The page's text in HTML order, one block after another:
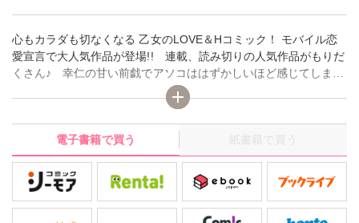
心もカラダも切なくなる 乙女のLOVE＆Hコミック！ モバイル恋
愛宣言で大人気作品が登場!! 連載、読み切りの人気作品がもりだ
くさん♪ 幸仁の甘い前戯でアソコははずかしいほど感じてしま
い…！？ 真田ハイジ「僕のセフレにしてあげる～絶倫ナルシス
トの甘々エッチ～」 新連載!!大学時代の淡い初恋相手・中野先輩
が私の上司に！？ 長谷河樹衣「奥まで来てる 先輩上司の海外
仕込みな溺愛」 元上司・サラと五代をみるたび、胸がざわつい
て…。 神崎柚「素直になれよ、喰ってやる ～エリート紳士の
下克上～」 …他（C）／相田早智子／真田ハイジ／神崎柚／天瀬
ひめこ／伊藤えみ李／長谷河樹衣／あさき美暮
電子書籍で買う 紙書籍で買う